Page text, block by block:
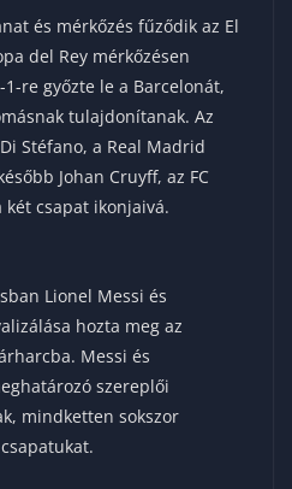
és mérkőzés fűződik az El
del Rey mérkőzésen
re győzte le a Barcelonát,
tulajdonítanak. Az
Stéfano, a Real Madrid
Johan Cruyff, az FC
két csapat ikonjaivá.
Lionel Messi és
hozta meg az
Messi és
szereplői
mindketten sokszor